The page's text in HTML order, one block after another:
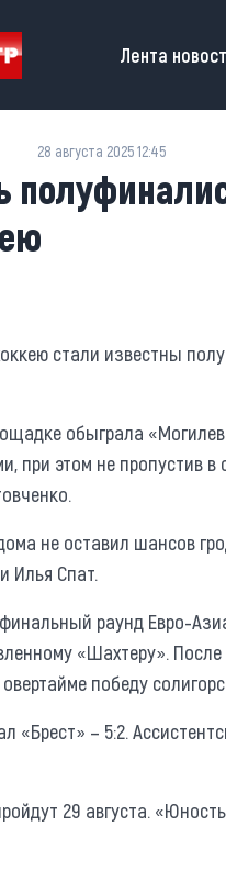
Main
Лента
28 августа 2025 12:45
стали известны
обыграла
при этом не пропустив в
не оставил шансов
Илья Спат.
раунд Евро-
«Шахтеру». После
победу
«Брест» – 5:2.
29 августа.